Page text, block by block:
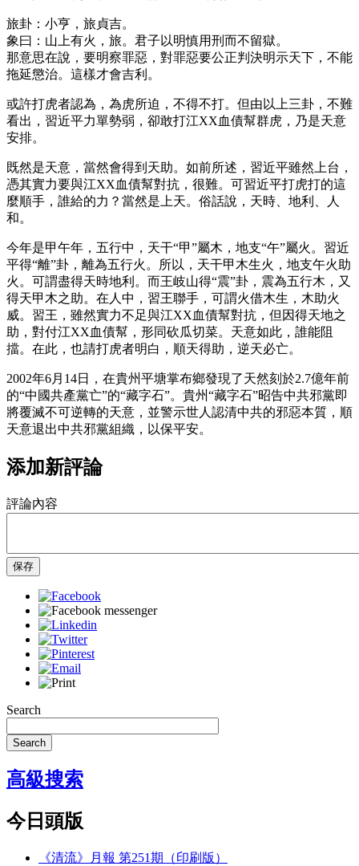
旅卦：小亨，旅貞吉。
象曰：山上有火，旅。君子以明慎用刑而不留獄。
那意思在說，要明察罪惡，對罪惡要公正判決明示天下，不能
拖延懲治。這樣才會吉利。
或許打虎者認為，為虎所迫，不得不打。但由以上三卦，不難
看出，習近平力單勢弱，卻敢打江XX血債幫群虎，乃是天意
安排。
既然是天意，當然會得到天助。如前所述，習近平雖然上台，
憑其實力要與江XX血債幫對抗，很難。可習近平打虎打的這
麼順手，誰給的力？當然是上天。俗話說，天時、地利、人
和。
今年是甲午年，五行中，天干“甲”屬木，地支“午”屬火。習近
平得“離”卦，離為五行火。所以，天干甲木生火，地支午火助
火。可謂盡得天時地利。而王岐山得“震”卦，震為五行木，又
得天甲木之助。在人中，習王聯手，可謂火借木生，木助火
威。習王，雖然實力不足與江XX血債幫對抗，但因得天地之
助，對付江XX血債幫，形同砍瓜切菜。天意如此，誰能阻
擋。在此，也請打虎者明白，順天得助，逆天必亡。
2002年6月14日，在貴州平塘掌布鄉發現了天然刻於2.7億年前
的“中國共產黨亡”的“藏字石”。貴州“藏字石”昭告中共邪黨即
將覆滅不可逆轉的天意，並警示世人認清中共的邪惡本質，順
天意退出中共邪黨組織，以保平安。
添加新評論
評論內容
保存
Search
Search
高級搜索
今日頭版
《清流》月報 第251期（印刷版）